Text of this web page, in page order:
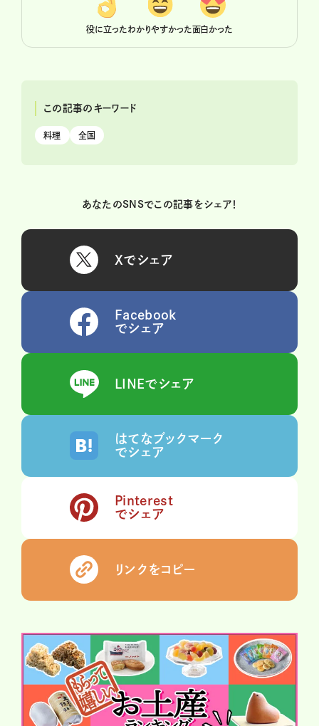
役に立ったわかりやすかった面白かった
この記事のキーワード
料理 全国
あなたのSNSでこの記事をシェア！
Xでシェア
Facebook
でシェア
LINEでシェア
はてなブックマーク
でシェア
Pinterest
でシェア
リンクをコピー